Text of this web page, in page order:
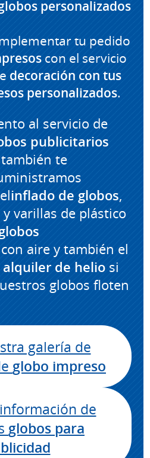
personalizados
tu pedido
con el servicio
decoración con tus
personalizados.
al servicio de
publicitarios
también te
inflado de globos,
varillas de plástico
con aire y también el
de helio si
globos floten
galería de
globo impreso
de
globos para